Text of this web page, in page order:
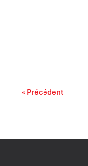
« Précédent